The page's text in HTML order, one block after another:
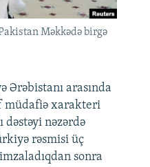
Məkkədə birgə
Ərəbistanı arasında
müdafiə xarakteri
dəstəyi nəzərdə
rəsmisi üç
sonra